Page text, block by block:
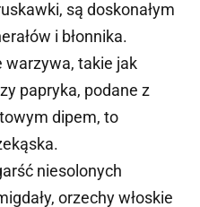
są doskonałym
i błonnika.
warzywa, takie jak
papryka, podane z
dipem, to
niesolonych
orzechy włoskie